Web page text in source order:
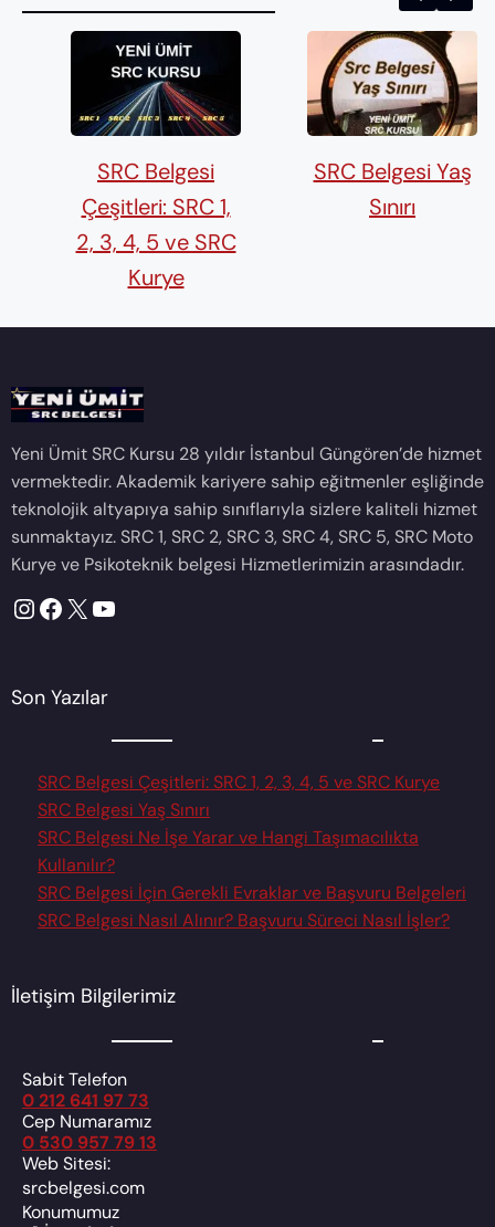
SRC Belgesi
Çeşitleri: SRC 1,
2, 3, 4, 5 ve SRC
Kurye
SRC Belgesi Yaş
Sınırı
Yeni Ümit SRC Kursu 28 yıldır İstanbul Güngören’de hizmet
vermektedir. Akademik kariyere sahip eğitmenler eşliğinde
teknolojik altyapıya sahip sınıflarıyla sizlere kaliteli hizmet
sunmaktayız. SRC 1, SRC 2, SRC 3, SRC 4, SRC 5, SRC Moto
Kurye ve Psikoteknik belgesi Hizmetlerimizin arasındadır.
InstagramFacebook X YouTube
Son Yazılar
SRC Belgesi Çeşitleri: SRC 1, 2, 3, 4, 5 ve SRC Kurye
SRC Belgesi Yaş Sınırı
SRC Belgesi Ne İşe Yarar ve Hangi Taşımacılıkta
Kullanılır?
SRC Belgesi İçin Gerekli Evraklar ve Başvuru Belgeleri
SRC Belgesi Nasıl Alınır? Başvuru Süreci Nasıl İşler?
İletişim Bilgilerimiz
Sabit Telefon
0 212 641 97 73
Cep Numaramız
0 530 957 79 13
Web Sitesi:
srcbelgesi.com
Konumumuz